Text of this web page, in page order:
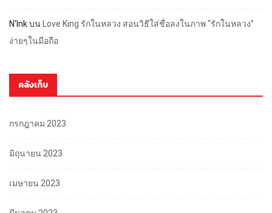
N'Inkบน
Love King รักในหลวง สอนวิธีใส่ชื่อลงในภาพ “รักในหลวง”
ง่ายๆในมือถือ
คลังเก็บ
กรกฎาคม 2023
มิถุนายน 2023
เมษายน 2023